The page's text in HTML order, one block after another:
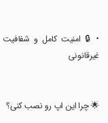
‏• 🔒 امنیت کامل و
غیرقانونی
‏🌟 چرا این اپ رو نصب کنی؟